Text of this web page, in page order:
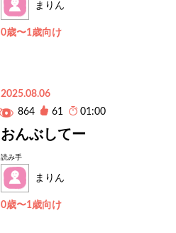
まりん
0歳〜1歳向け
2025.08.06
864
61 01:00
おんぶしてー
読み手
まりん
0歳〜1歳向け